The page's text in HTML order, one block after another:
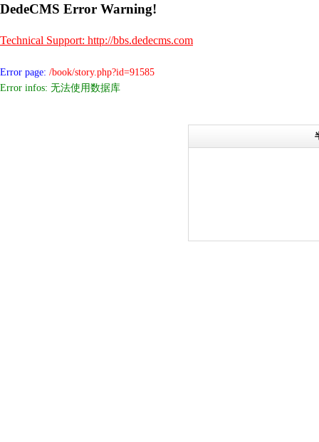
DedeCMS Error Warning!
Technical Support: http://bbs.dedecms.com
Error page: /book/story.php?id=91585
Error infos: 无法使用数据库